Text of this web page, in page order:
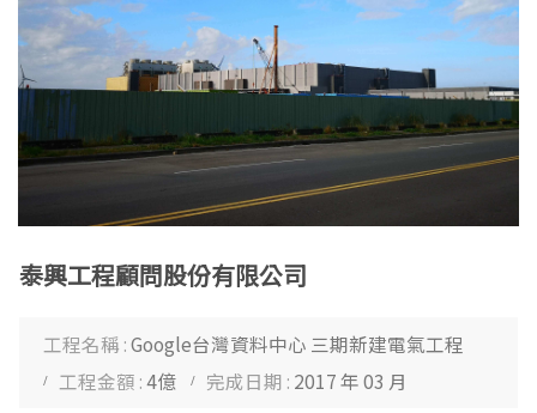
泰興工程顧問股份有限公司
工程名稱 :Google台灣資料中心 三期新建電氣工程
工程金額 :4億 完成日期 : 2017 年 03 月